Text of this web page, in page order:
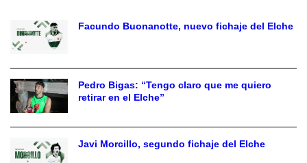
Facundo Buonanotte, nuevo fichaje del Elche
Pedro Bigas: “Tengo claro que me quiero
retirar en el Elche”
Javi Morcillo, segundo fichaje del Elche